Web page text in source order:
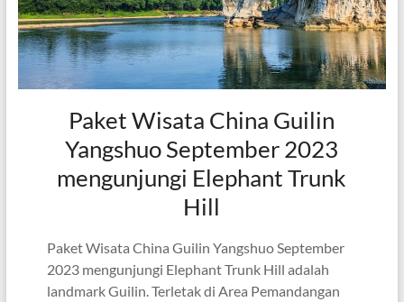
Paket Wisata China Guilin
Yangshuo September 2023
mengunjungi Elephant Trunk
Hill
Paket Wisata China Guilin Yangshuo September
2023 mengunjungi Elephant Trunk Hill adalah
landmark Guilin. Terletak di Area Pemandangan